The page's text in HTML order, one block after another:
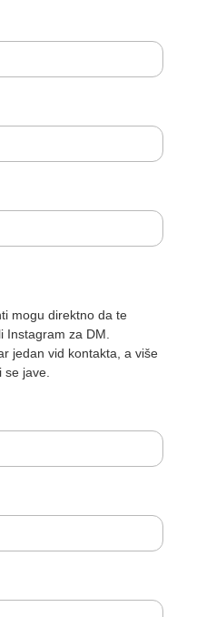
mogu direktno da te
za DM.
jedan vid kontakta, a više
jave.